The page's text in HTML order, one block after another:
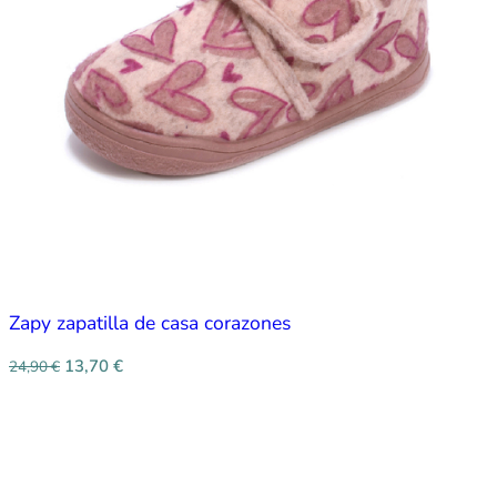
Zapy zapatilla de casa corazones
24,90€ 13,70 €